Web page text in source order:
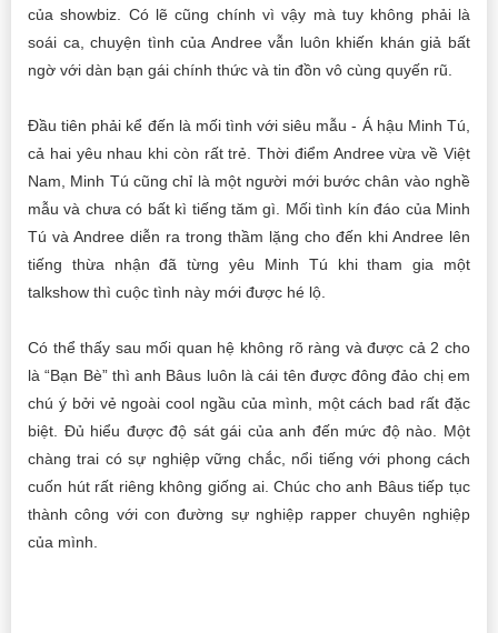
của showbiz. Có lẽ cũng chính vì vậy mà tuy không phải là
soái ca, chuyện tình của Andree vẫn luôn khiến khán giả bất
ngờ với dàn bạn gái chính thức và tin đồn vô cùng quyến rũ.
Đầu tiên phải kể đến là mối tình với siêu mẫu - Á hậu Minh Tú,
cả hai yêu nhau khi còn rất trẻ. Thời điểm Andree vừa về Việt
Nam, Minh Tú cũng chỉ là một người mới bước chân vào nghề
mẫu và chưa có bất kì tiếng tăm gì. Mối tình kín đáo của Minh
Tú và Andree diễn ra trong thầm lặng cho đến khi Andree lên
tiếng thừa nhận đã từng yêu Minh Tú khi tham gia một
talkshow thì cuộc tình này mới được hé lộ.
Có thể thấy sau mối quan hệ không rõ ràng và được cả 2 cho
là “Bạn Bè” thì anh Bâus luôn là cái tên được đông đảo chị em
chú ý bởi vẻ ngoài cool ngầu của mình, một cách bad rất đặc
biệt. Đủ hiểu được độ sát gái của anh đến mức độ nào. Một
chàng trai có sự nghiệp vững chắc, nổi tiếng với phong cách
cuốn hút rất riêng không giống ai. Chúc cho anh Bâus tiếp tục
thành công với con đường sự nghiệp rapper chuyên nghiệp
của mình.